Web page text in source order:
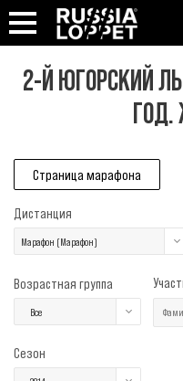
2-Й ЮГОРСКИЙ
Страница марафона
Дистанция
Марафон (Марафон)
Возрастная группа
Все
Сезон